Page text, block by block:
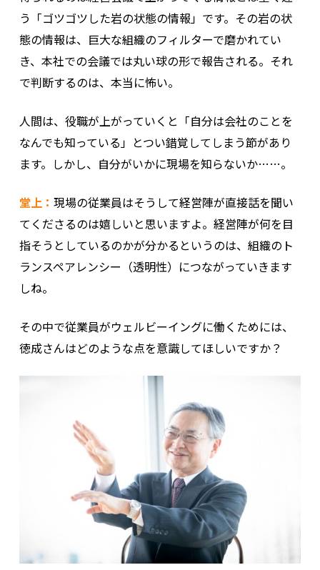
う「ゴツゴツした岩の状態の情報」です。その岩の状
態の情報は、巨大な組織のフィルターで磨かれてい
き、本社での会議では丸い球の形で報告される。それ
で判断するのは、本当に怖い。
人間は、役職が上がっていくと「自分は会社のことを
なんでも知っている」とつい錯覚してしまう節があり
ます。しかし、自分がいかに現場を知らないか……。
堂上： 現場の従業員はそうして経営陣が直接話を聞い
てくださるのは嬉しいと思いますよ。経営陣が何を目
指そうとしているのかが分かるというのは、組織のト
ランスペアレンシー（透明性）につながっていきます
しね。
その中で従業員がウェルビーイングに働くためには、
徳成さんはどのような点を意識してほしいですか？